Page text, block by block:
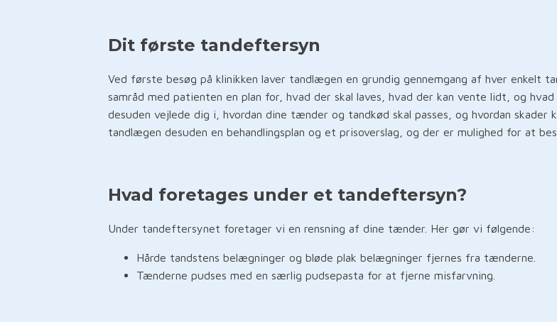
Dit første tandeftersyn
Ved første besøg på klinikken laver tandlægen en grundig gennemgang af hver
samråd med patienten en plan for, hvad der skal laves, hvad der kan vente lidt, og
desuden vejlede dig i, hvordan dine tænder og tandkød skal passes, og hvordan skader
tandlægen desuden en behandlingsplan og et prisoverslag, og der er mulighed for at
Hvad foretages under et tandeftersyn?
Under tandeftersynet foretager vi en rensning af dine tænder. Her gør vi følgende:
Hårde tandstens belægninger og bløde plak belægninger fjernes fra tænderne.
Tænderne pudses med en særlig pudsepasta for at fjerne misfarvning.